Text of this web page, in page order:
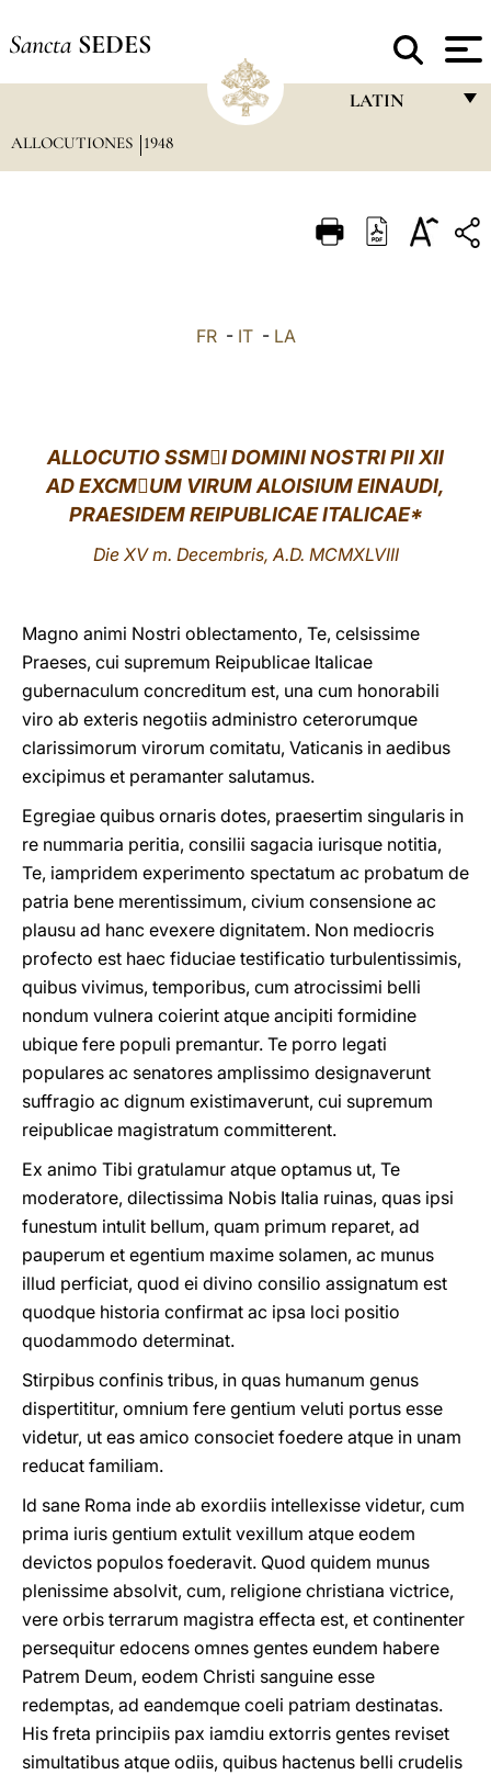
Sancta SEDES
LATIN
ITALIANO
中文
LATINE
ALLOCUTIONES 1948
FR- IT- LA
ALLOCUTIO SSMI DOMINI NOSTRI PII XII
AD EXCMUM VIRUM ALOISIUM EINAUDI,
PRAESIDEM REIPUBLICAE ITALICAE*
Die XV m. Decembris, A.D. MCMXLVIII
Magno animi Nostri oblectamento, Te, celsissime
Praeses, cui supremum Reipublicae Italicae
gubernaculum concreditum est, una cum honorabili
viro ab exteris negotiis administro ceterorumque
clarissimorum virorum comitatu, Vaticanis in aedibus
excipimus et peramanter salutamus.
Egregiae quibus ornaris dotes, praesertim singularis in
re nummaria peritia, consilii sagacia iurisque notitia,
Te, iampridem experimento spectatum ac probatum de
patria bene merentissimum, civium consensione ac
plausu ad hanc evexere dignitatem. Non mediocris
profecto est haec fiduciae testificatio turbulentissimis,
quibus vivimus, temporibus, cum atrocissimi belli
nondum vulnera coierint atque ancipiti formidine
ubique fere populi premantur. Te porro legati
populares ac senatores amplissimo designaverunt
suffragio ac dignum existimaverunt, cui supremum
reipublicae magistratum committerent.
Ex animo Tibi gratulamur atque optamus ut, Te
moderatore, dilectissima Nobis Italia ruinas, quas ipsi
funestum intulit bellum, quam primum reparet, ad
pauperum et egentium maxime solamen, ac munus
illud perficiat, quod ei divino consilio assignatum est
quodque historia confirmat ac ipsa loci positio
quodammodo determinat.
Stirpibus confinis tribus, in quas humanum genus
dispertititur, omnium fere gentium veluti portus esse
videtur, ut eas amico consociet foedere atque in unam
reducat familiam.
Id sane Roma inde ab exordiis intellexisse videtur, cum
prima iuris gentium extulit vexillum atque eodem
devictos populos foederavit. Quod quidem munus
plenissime absolvit, cum, religione christiana victrice,
vere orbis terrarum magistra effecta est, et continenter
persequitur edocens omnes gentes eundem habere
Patrem Deum, eodem Christi sanguine esse
redemptas, ad eandemque coeli patriam destinatas.
His freta principiis pax iamdiu extorris gentes reviset
simultatibus atque odiis, quibus hactenus belli crudelis